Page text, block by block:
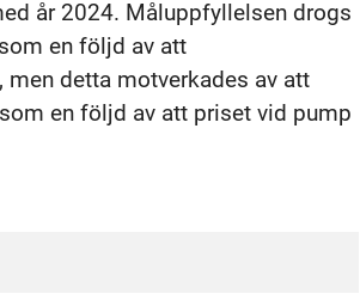
år 2024. Måluppfyllelsen drogs
en följd av att
detta motverkades av att
en följd av att priset vid pump